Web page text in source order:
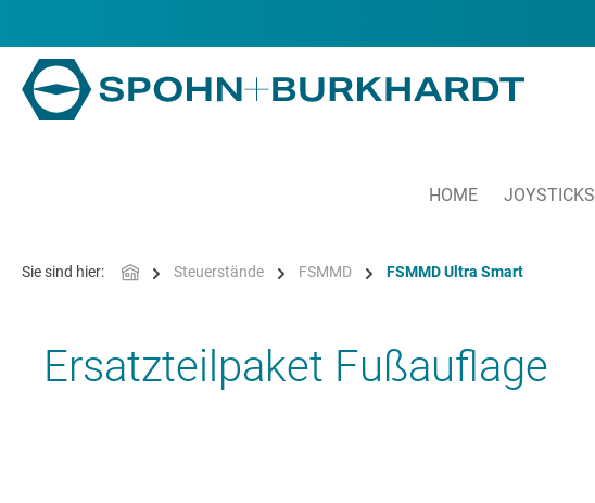
HOME JOYSTICKS
Sie sind hier: Steuerstände FSMMD FSMMD Ultra Smart
Ersatzteilpaket Fußauflage